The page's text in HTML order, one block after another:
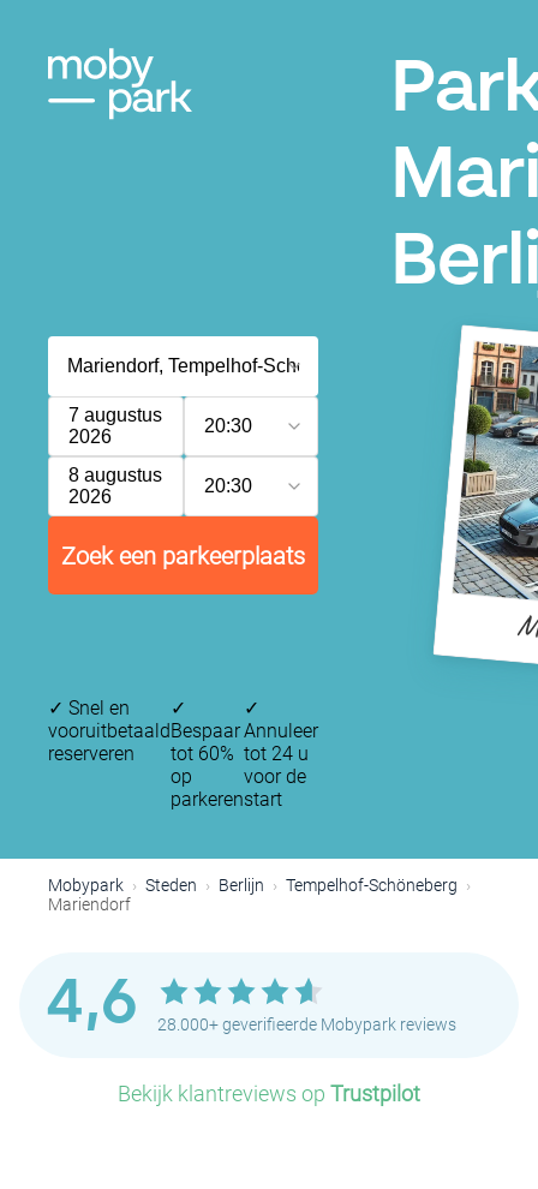
7 augustus
2026
20:30
8 augustus
2026
20:30
Zoek een parkeerplaats
✓ Snel en
vooruitbetaald
reserveren
✓
Bespaar
tot 60%
op
parkeren
✓
Annuleer
tot 24 u
voor de
start
Mobypark Steden Berlijn
Tempelhof-Schöneberg
Mariendorf
4,6 28.000+ geverifieerde Mobypark reviews
Bekijk klantreviews op Trustpilot